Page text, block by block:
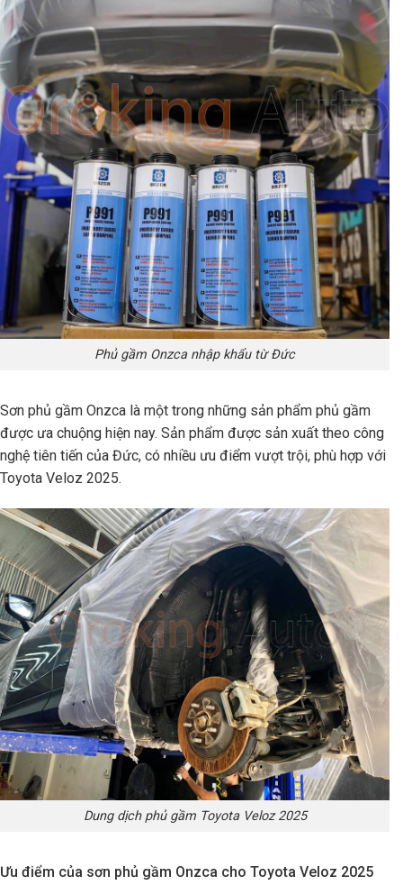
Phủ gầm Onzca nhập khẩu từ Đức
Sơn phủ gầm Onzca là một trong những sản phẩm phủ gầm
được ưa chuộng hiện nay. Sản phẩm được sản xuất theo công
nghệ tiên tiến của Đức, có nhiều ưu điểm vượt trội, phù hợp với
Toyota Veloz 2025.
Dung dịch phủ gầm Toyota Veloz 2025
Ưu điểm của sơn phủ gầm Onzca cho Toyota Veloz 2025